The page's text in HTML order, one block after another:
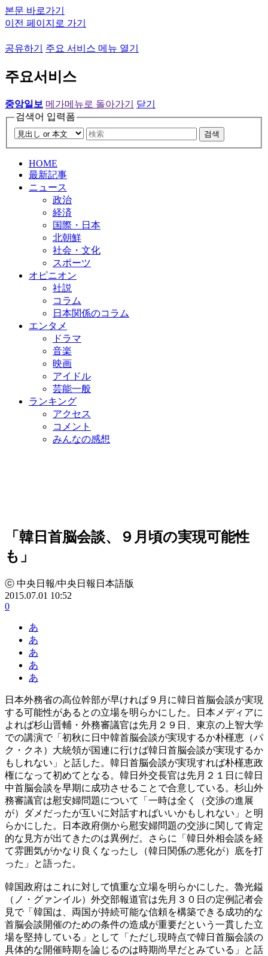
본문 바로가기
이전 페이지로 가기
공유하기 주요 서비스 메뉴 열기
주요서비스
중앙일보 메가메뉴로 돌아가기
닫기
검색어 입력폼
검색
HOME
最新記事
ニュース
政治
経済
国際・日本
北朝鮮
社会・文化
スポーツ
オピニオン
社説
コラム
日本関係のコラム
エンタメ
ドラマ
音楽
映画
アイドル
芸能一般
ランキング
アクセス
コメント
みんなの感想
「韓日首脳会談、９月頃の実現可能性
も」
ⓒ 中央日報/中央日報日本語版
2015.07.01 10:52
0
あ
あ
あ
あ
あ
日本外務省の高位幹部が早ければ９月に韓日首脳会談が実現
する可能性があるとの立場を明らかにした。日本メディアに
よれば杉山晋輔・外務審議官は先月２９日、東京の上智大学
での講演で「初秋に日中韓首脳会談が実現するか朴槿恵（パ
ク・クネ）大統領が国連に行けば韓日首脳会談が実現するか
もしれない」と話した。韓日首脳会談が実現すれば朴槿恵政
権になって初めてとなる。韓日外交長官は先月２１日に韓日
中首脳会談を早期に成功させることで合意している。杉山外
務審議官は慰安婦問題について「一時は全く（交渉の進展
が）ダメだったが互いに対話すればいいかもしれない」と明
らかにした。日本政府側から慰安婦問題の交渉に関して肯定
的な見方が出てきたのは異例だ。さらに「韓日外相会談を経
て雰囲気がかなり良くなったし（韓日関係の悪化が）底を打
った」と語った。
韓国政府はこれに対して慎重な立場を明らかにした。魯光鎰
（ノ・グァンイル）外交部報道官は先月３０日の定例記者会
見で「韓国は、両国が持続可能な信頼を構築できる成功的な
首脳会談開催のための条件の造成が重要だという一貫した立
場を堅持している」として「ただし現時点で韓日首脳会談の
具体的な開催時期を論じるのは時期尚早だとみている」と話